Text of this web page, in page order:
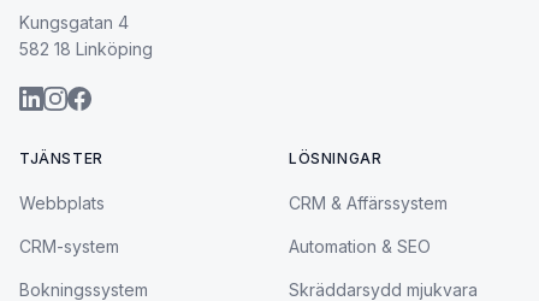
Kungsgatan 4
582 18 Linköping
TJÄNSTER
Webbplats
CRM-system
Bokningssystem
LÖSNINGAR
CRM & Affärssystem
Automation & SEO
Skräddarsydd mjukvara